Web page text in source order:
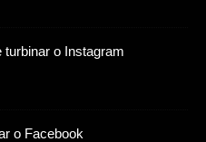
turbinar o Instagram
o Facebook